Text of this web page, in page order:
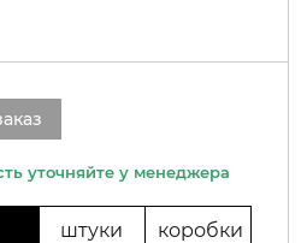
штуки коробки